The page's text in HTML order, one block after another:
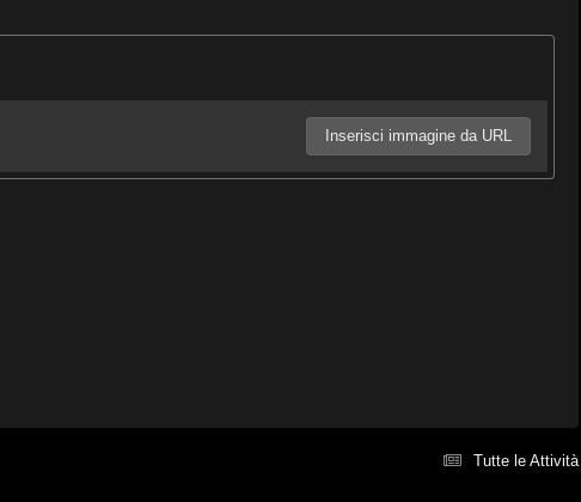
Inserisci immagine da URL
Tutte le Attività